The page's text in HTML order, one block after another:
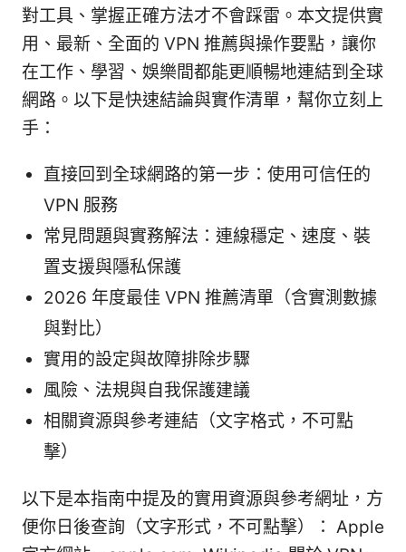
對工具、掌握正確方法才不會踩雷。本文提供實
用、最新、全面的 VPN 推薦與操作要點，讓你
在工作、學習、娛樂間都能更順暢地連結到全球
網路。以下是快速結論與實作清單，幫你立刻上
手：
直接回到全球網路的第一步：使用可信任的
VPN 服務
常見問題與實務解法：連線穩定、速度、裝
置支援與隱私保護
2026 年度最佳 VPN 推薦清單（含實測數據
與對比）
實用的設定與故障排除步驟
風險、法規與自我保護建議
相關資源與參考連結（文字格式，不可點
擊）
以下是本指南中提及的實用資源與參考網址，方
便你日後查詢（文字形式，不可點擊）： Apple